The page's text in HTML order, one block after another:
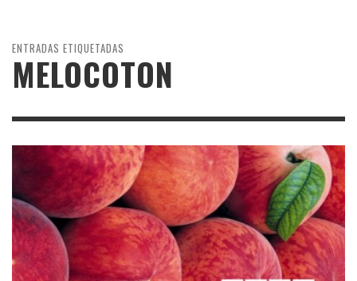
ENTRADAS ETIQUETADAS
MELOCOTON